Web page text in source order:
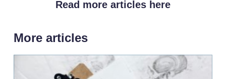
Read more articles here
More articles